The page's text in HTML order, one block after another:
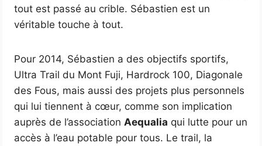
tout est passé au crible. Sébastien est un
véritable touche à tout.
Pour 2014, Sébastien a des objectifs sportifs,
Ultra Trail du Mont Fuji, Hardrock 100, Diagonale
des Fous, mais aussi des projets plus personnels
qui lui tiennent à cœur, comme son implication
auprès de l’associationAequalia qui lutte pour un
accès à l’eau potable pour tous. Le trail, la